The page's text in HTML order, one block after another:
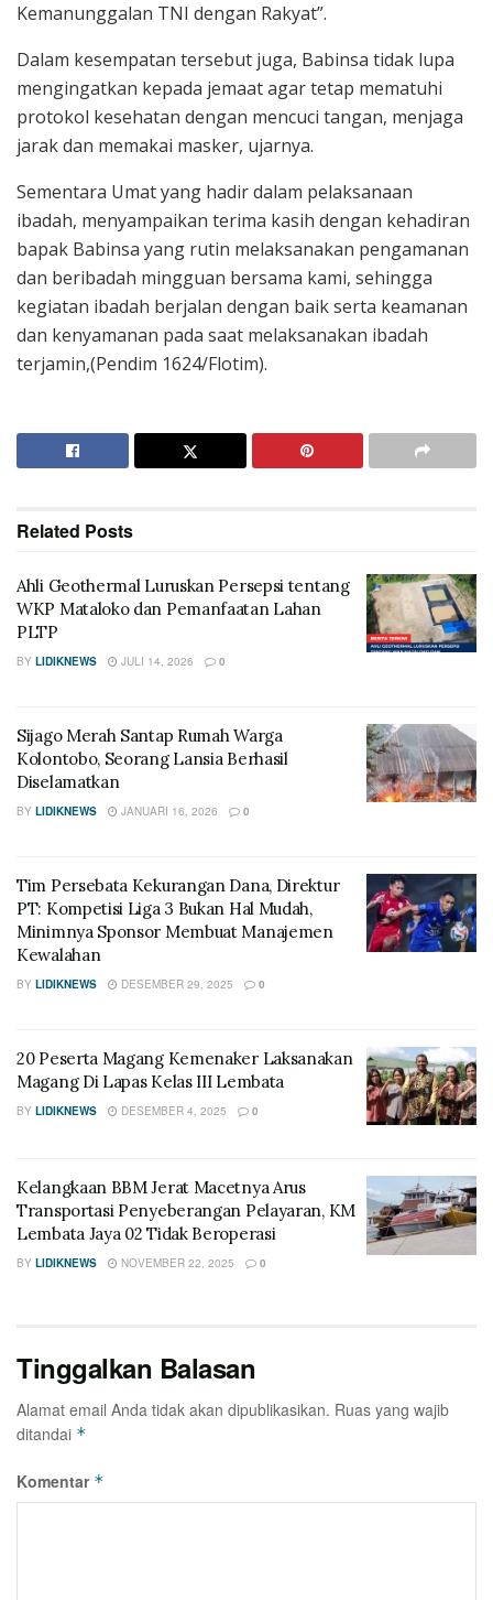
Kemanunggalan TNI dengan Rakyat”.
Dalam kesempatan tersebut juga, Babinsa tidak lupa
mengingatkan kepada jemaat agar tetap mematuhi
protokol kesehatan dengan mencuci tangan, menjaga
jarak dan memakai masker, ujarnya.
Sementara Umat yang hadir dalam pelaksanaan
ibadah, menyampaikan terima kasih dengan kehadiran
bapak Babinsa yang rutin melaksanakan pengamanan
dan beribadah mingguan bersama kami, sehingga
kegiatan ibadah berjalan dengan baik serta keamanan
dan kenyamanan pada saat melaksanakan ibadah
terjamin,(Pendim 1624/Flotim).
Related Posts
Ahli Geothermal Luruskan Persepsi tentang
WKP Mataloko dan Pemanfaatan Lahan
PLTP
BY LIDIKNEWS JULI 14, 2026 0
Sijago Merah Santap Rumah Warga
Kolontobo, Seorang Lansia Berhasil
Diselamatkan
BY LIDIKNEWS JANUARI 16, 2026 0
Tim Persebata Kekurangan Dana, Direktur
PT: Kompetisi Liga 3 Bukan Hal Mudah,
Minimnya Sponsor Membuat Manajemen
Kewalahan
BY LIDIKNEWS DESEMBER 29, 2025 0
20 Peserta Magang Kemenaker Laksanakan
Magang Di Lapas Kelas III Lembata
BY LIDIKNEWS DESEMBER 4, 2025 0
Kelangkaan BBM Jerat Macetnya Arus
Transportasi Penyeberangan Pelayaran, KM
Lembata Jaya 02 Tidak Beroperasi
BY LIDIKNEWS NOVEMBER 22, 2025 0
Tinggalkan Balasan
Alamat email Anda tidak akan dipublikasikan. Ruas yang wajib
ditandai *
Komentar *